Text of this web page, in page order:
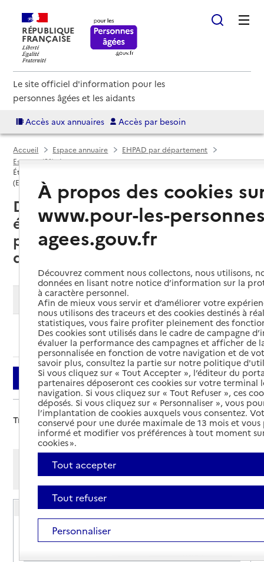
RÉPUBLIQUE
FRANÇAISE
Le site officiel d'information pour les
personnes âgées et les aidants
Accès aux annuaires Accès par besoin
Accueil Espace annuaire
EHPAD par département
Essonne (91)
Établissement d'hébergement pour personnes âgées dépendantes
(EHPAD)
Dourdan (91410) : liste des 2
établissements d'hébergement
pour personnes âgées
dépendantes (EHPAD)
Modifier ma recherche
Ajouter cette recherche aux favoris
Filtrer
Trier par :
Afficher les résultats par:
Mode liste
Mode carte
EHPAD Jean Sarran
Adresse
15 rue de l’Ermitage
91410-Dourdan
À propos des cookies
www.pour-les-
agees.gouv.fr
Découvrez comment nous collectons, nous utilisons,
données en lisant notre notice d’information sur la
à caractère personnel.
Afin de mieux vous servir et d’améliorer votre
nous utilisons des traceurs et des cookies destinés à
statistiques, vous faire profiter pleinement des
Des cookies sont utilisés dans le cadre de campagne
évaluer la performance des campagnes et afficher de
personnalisée en fonction de votre navigation et de
savoir plus, consultez la partie sur notre politique
Si vous cliquez sur « Tout Accepter », l’éditeur du
partenaires déposeront ces cookies sur votre terminal
navigation. Si vous cliquez sur « Tout Refuser », ces
déposés. Si vous cliquez sur « Personnaliser », vous
l’implantation de cookies auxquels vous consentez.
conservé pour une durée maximale de 13 mois et
informé et modifier vos préférences à tout moment
cookies ».
Tout accepter
Tout refuser
Personnaliser